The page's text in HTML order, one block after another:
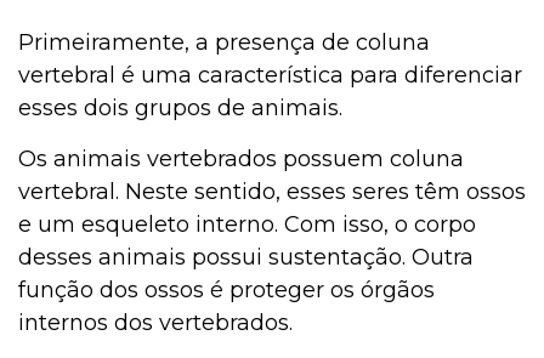
Primeiramente, a presença de coluna
vertebral é uma característica para diferenciar
esses dois grupos de animais.
Os animais vertebrados possuem coluna
vertebral. Neste sentido, esses seres têm ossos
e um esqueleto interno. Com isso, o corpo
desses animais possui sustentação. Outra
função dos ossos é proteger os órgãos
internos dos vertebrados.